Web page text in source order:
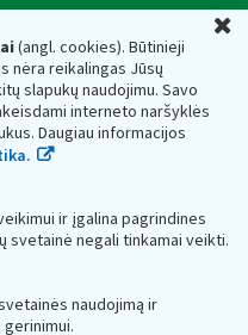
(angl. cookies). Būtinieji
nėra reikalingas Jūsų
slapukų naudojimu. Savo
interneto naršyklės
Daugiau informacijos
ir įgalina pagrindines
svetainė negali tinkamai veikti.
naudojimą ir
— 188659752,
Lietuva, el.paštas:
188659752
prie Lietuvos
ir saugomi Juridinių